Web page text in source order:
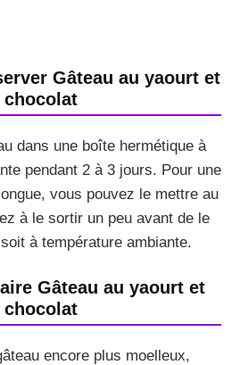
Gâteau au yaourt et
chocolat
dans une boîte hermétique à
pendant 2 à 3 jours. Pour une
vous pouvez le mettre au
à le sortir un peu avant de le
à température ambiante.
Gâteau au yaourt et
chocolat
encore plus moelleux,